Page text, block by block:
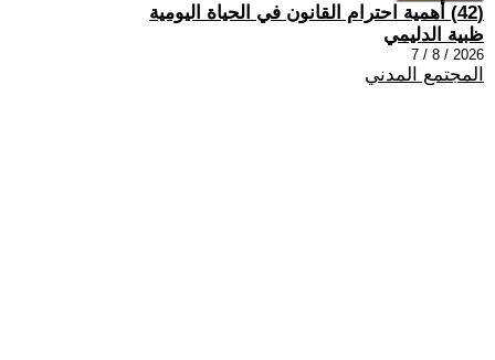
(42) أهمية احترام القانون في الحياة اليومية
ظبية الدليمي
2026 / 8 / 7
المجتمع المدني